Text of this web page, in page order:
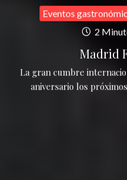
Eventos
2
Madrid
La gran cumbre
aniversario los